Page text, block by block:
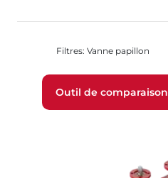
Filtres: Vanne papillon
Outil de comparaison